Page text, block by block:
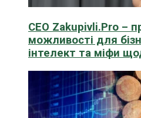
CEO Zakupivli.Pro –
можливості для
інтелект та міфи